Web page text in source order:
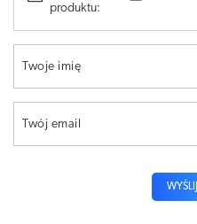
produktu:
Twoje imię
Twój email